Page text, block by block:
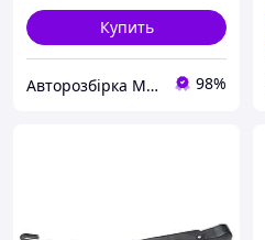
17C419-CB,Купить
Авторозбірка Мікроавтобусів 98%